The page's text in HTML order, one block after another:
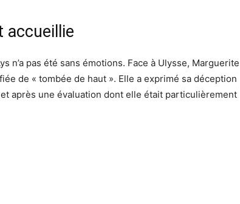
accueillie
n’a pas été sans émotions. Face à Ulysse, Marguerite
de « tombée de haut ». Elle a exprimé sa déception
après une évaluation dont elle était particulièrement